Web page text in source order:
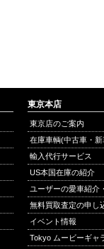
東京本店
東京店のご案内
在庫車輌(中古車・
輸入代行サービス
US本国在庫の紹介
ユーザーの愛車紹介
無料買取査定の申し
イベント情報
Tokyo ムービーギャ